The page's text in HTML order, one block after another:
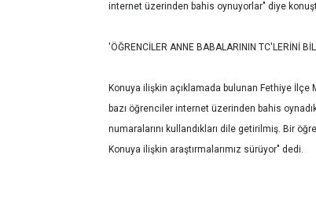
internet üzerinden bahis oynuyorlar" diye
'ÖĞRENCİLER ANNE BABALARININ TC'LERİNİ
Konuya ilişkin açıklamada bulunan Fethiye İlçe
bazı öğrenciler internet üzerinden bahis
numaralarını kullandıkları dile getirilmiş. Bir
Konuya ilişkin araştırmalarımız sürüyor" dedi.